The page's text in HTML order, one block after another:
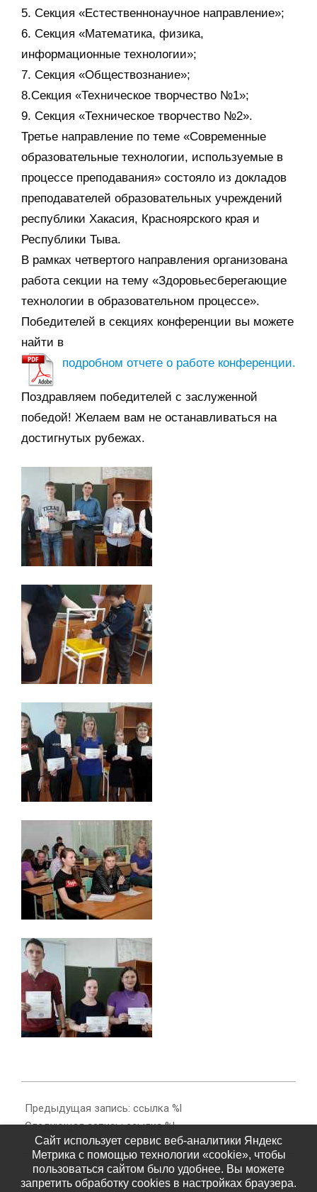
5. Секция «Естественнонаучное направление»;
6. Секция «Математика, физика,
информационные технологии»;
7. Секция «Обществознание»;
8.Секция «Техническое творчество №1»;
9. Секция «Техническое творчество №2».
Третье направление по теме «Современные
образовательные технологии, используемые в
процессе преподавания» состояло из докладов
преподавателей образовательных учреждений
республики Хакасия, Красноярского края и
Республики Тыва.
В рамках четвертого направления организована
работа секции на тему «Здоровьесберегающие
технологии в образовательном процессе».
Победителей в секциях конференции вы можете
найти в
подробном отчете о работе конференции.
Поздравляем победителей с заслуженной
победой! Желаем вам не останавливаться на
достигнутых рубежах.
04-
17
Предыдущая запись: ссылка %l
Следующая запись: ссылка %l
Сайт использует сервис веб-аналитики Яндекс
Метрика с помощью технологии «cookie», чтобы
пользоваться сайтом было удобнее. Вы можете
запретить обработку cookies в настройках браузера.